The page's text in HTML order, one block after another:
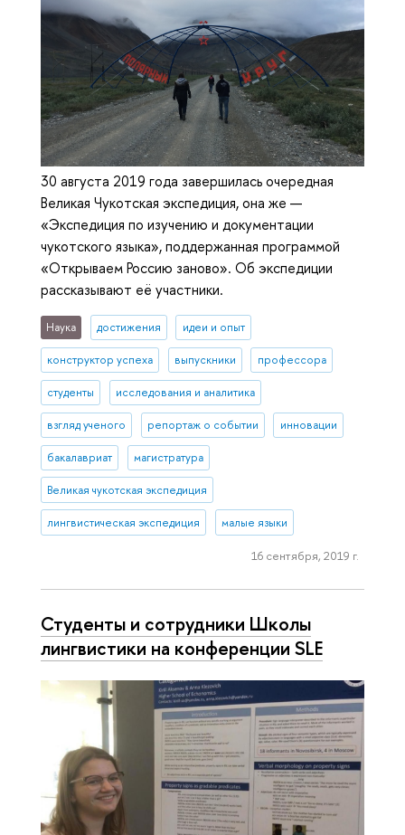
30 августа 2019 года завершилась очередная
Великая Чукотская экспедиция, она же —
«Экспедиция по изучению и документации
чукотского языка», поддержанная программой
«Открываем Россию заново». Об экспедиции
рассказывают её участники.
Наука достижения идеи и опыт
конструктор успеха выпускники профессора
студенты исследования и аналитика
взгляд ученого репортаж о событии инновации
бакалавриат магистратура
Великая чукотская экспедиция
лингвистическая экспедиция малые языки
16 сентября, 2019 г.
Студенты и сотрудники Школы
лингвистики на конференции SLE